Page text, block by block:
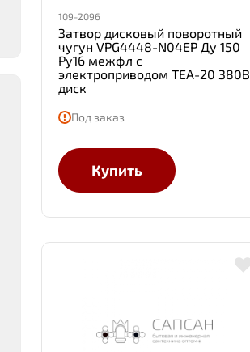
109-2096
Затвор дисковый поворотный
чугун VPG4448-N04EP Ду 150
Ру16 межфл с
электроприводом TEA-20 380В
диск
Под заказ
Купить